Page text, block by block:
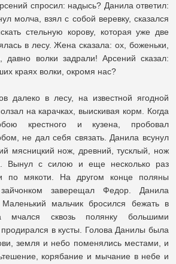
спросил: надысь? Данила ответил:
молча, взял с собой веревку, сказался
стельную корову, которая уже две
в лесу. Жена сказала: ох, боженьки,
волки задрали! Арсений сказал:
краях волки, окромя нас?
далеко в лесу, на известной ягодной
на карачках, выискивая корм. Когда
крестного и кузена, пробовал
не дал себя связать. Данила всунул
мясницкий нож, древний, тусклый, нож
Вынул с силою и еще несколько раз
мякоти. На другом конце поляны
заверещал Федор. Данила
мальчик бросился бежать в
мчался сквозь полянку большими
в кусты. Голова Данилы была
земля и небо поменялись местами, и
корябание и мычание в небе и